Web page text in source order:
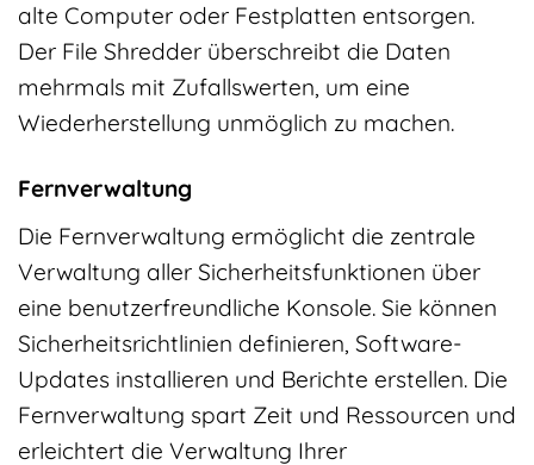
alte Computer oder Festplatten entsorgen.
Der File Shredder überschreibt die Daten
mehrmals mit Zufallswerten, um eine
Wiederherstellung unmöglich zu machen.
Fernverwaltung
Die Fernverwaltung ermöglicht die zentrale
Verwaltung aller Sicherheitsfunktionen über
eine benutzerfreundliche Konsole. Sie können
Sicherheitsrichtlinien definieren, Software-
Updates installieren und Berichte erstellen. Die
Fernverwaltung spart Zeit und Ressourcen und
erleichtert die Verwaltung Ihrer